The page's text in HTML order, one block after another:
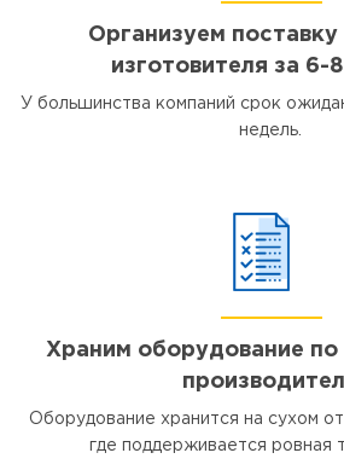
Организуем поставку
изготовителя за 6-
У большинства компаний срок
недель.
Храним оборудование по
Оборудование хранится на сухом
где поддерживается ровная